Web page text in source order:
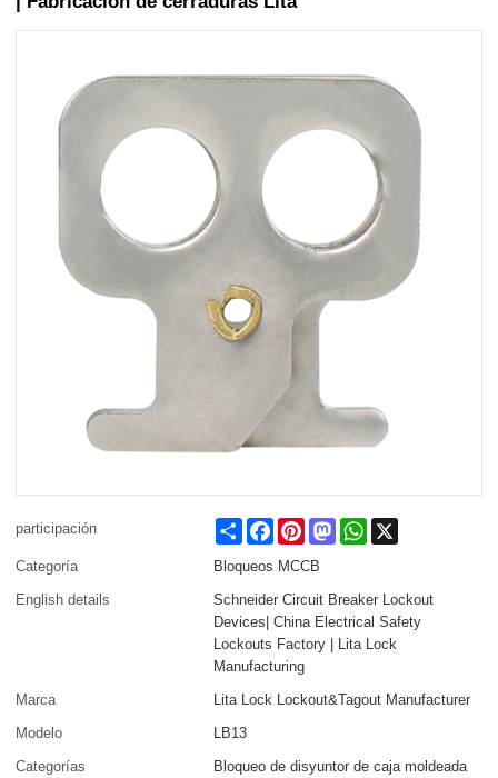
participación Share FacebookPinterestMastodonWhatsApp
Categoría
Bloqueos MCCB
English details
Schneider Circuit Breaker Lockout
Devices| China Electrical Safety
Lockouts Factory | Lita Lock
Manufacturing
Marca
Lita Lock Lockout&Tagout Manufacturer
Modelo
LB13
Categorías
Bloqueo de disyuntor de caja moldeada